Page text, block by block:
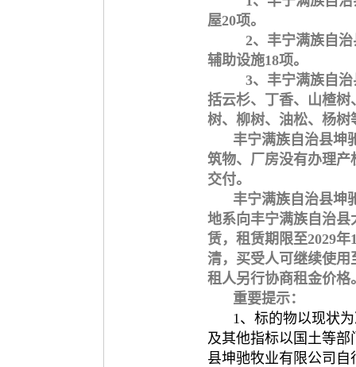
屋20项。
2、丰宁满族自
辅助设施18项。
3、丰宁满族自
括云杉、丁香、山楂
树、柳树、油松、杨树
丰宁满族自治县坤
筑物、厂房没有办理
交付。
丰宁满族自治县坤
地系向丰宁满族自治
赁，租赁期限至2029
清，买受人可继续使
租人另行协商租金价格
重要提示：
1、标的物以现状
及其他指标以国土等
县坤驰牧业有限公司